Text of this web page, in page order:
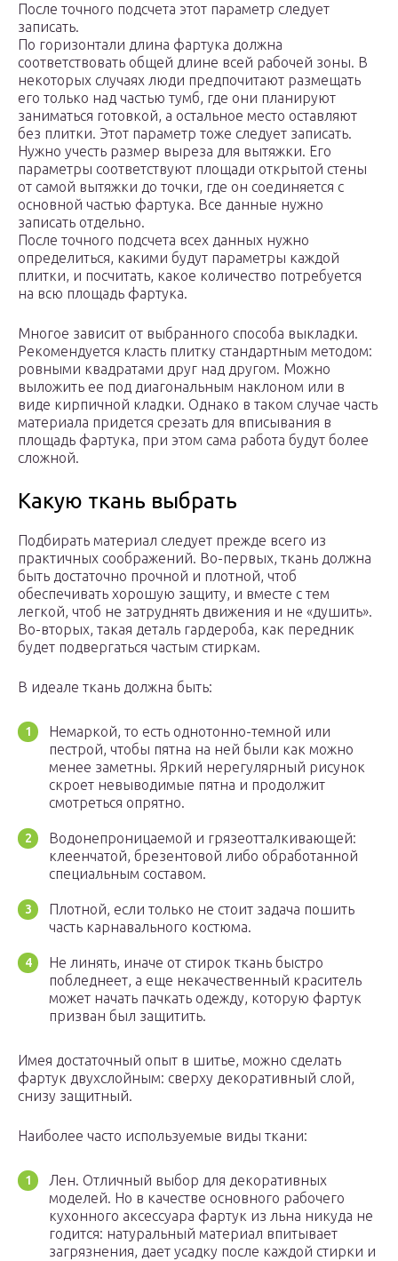
После точного подсчета этот параметр следует
записать.
По горизонтали длина фартука должна
соответствовать общей длине всей рабочей зоны. В
некоторых случаях люди предпочитают размещать
его только над частью тумб, где они планируют
заниматься готовкой, а остальное место оставляют
без плитки. Этот параметр тоже следует записать.
Нужно учесть размер выреза для вытяжки. Его
параметры соответствуют площади открытой стены
от самой вытяжки до точки, где он соединяется с
основной частью фартука. Все данные нужно
записать отдельно.
После точного подсчета всех данных нужно
определиться, какими будут параметры каждой
плитки, и посчитать, какое количество потребуется
на всю площадь фартука.
Многое зависит от выбранного способа выкладки.
Рекомендуется класть плитку стандартным методом:
ровными квадратами друг над другом. Можно
выложить ее под диагональным наклоном или в
виде кирпичной кладки. Однако в таком случае часть
материала придется срезать для вписывания в
площадь фартука, при этом сама работа будут более
сложной.
Какую ткань выбрать
Подбирать материал следует прежде всего из
практичных соображений. Во-первых, ткань должна
быть достаточно прочной и плотной, чтоб
обеспечивать хорошую защиту, и вместе с тем
легкой, чтоб не затруднять движения и не «душить».
Во-вторых, такая деталь гардероба, как передник
будет подвергаться частым стиркам.
В идеале ткань должна быть:
Немаркой, то есть однотонно-темной или
пестрой, чтобы пятна на ней были как можно
менее заметны. Яркий нерегулярный рисунок
скроет невыводимые пятна и продолжит
смотреться опрятно.
Водонепроницаемой и грязеотталкивающей:
клеенчатой, брезентовой либо обработанной
специальным составом.
Плотной, если только не стоит задача пошить
часть карнавального костюма.
Не линять, иначе от стирок ткань быстро
побледнеет, а еще некачественный краситель
может начать пачкать одежду, которую фартук
призван был защитить.
Имея достаточный опыт в шитье, можно сделать
фартук двухслойным: сверху декоративный слой,
снизу защитный.
Наиболее часто используемые виды ткани:
Лен. Отличный выбор для декоративных
моделей. Но в качестве основного рабочего
кухонного аксессуара фартук из льна никуда не
годится: натуральный материал впитывает
загрязнения, дает усадку после каждой стирки и